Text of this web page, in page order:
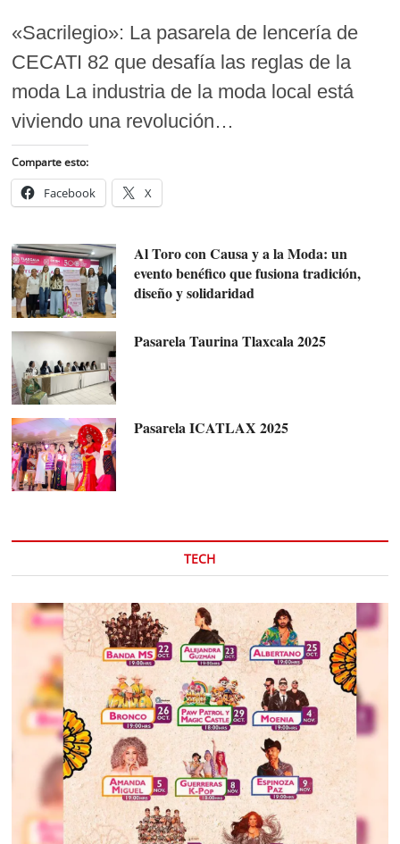
«Sacrilegio»: La pasarela de lencería de
CECATI 82 que desafía las reglas de la
moda La industria de la moda local está
viviendo una revolución…
Comparte esto:
Facebook X
Al Toro con Causa y a la Moda: un
evento benéfico que fusiona tradición,
diseño y solidaridad
Pasarela Taurina Tlaxcala 2025
Pasarela ICATLAX 2025
TECH